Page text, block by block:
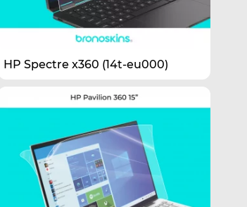
HP Spectre x360 (14t-eu000)